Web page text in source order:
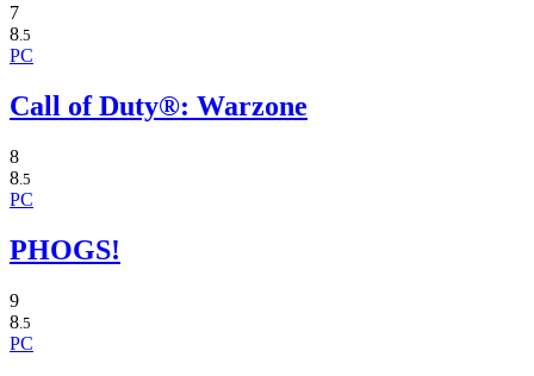
7
8 .5
PC
Call of Duty®: Warzone
8
8 .5
PC
PHOGS!
9
8 .5
PC